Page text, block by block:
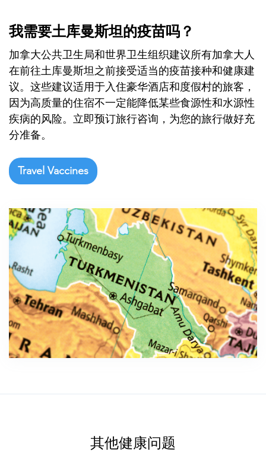
我需要土库曼斯坦的疫苗吗？
加拿大公共卫生局和世界卫生组织建议所有加拿大人
在前往土库曼斯坦之前接受适当的疫苗接种和健康建
议。这些建议适用于入住豪华酒店和度假村的旅客，
因为高质量的住宿不一定能降低某些食源性和水源性
疾病的风险。立即预订旅行咨询，为您的旅行做好充
分准备。
Travel Vaccines
其他健康问题